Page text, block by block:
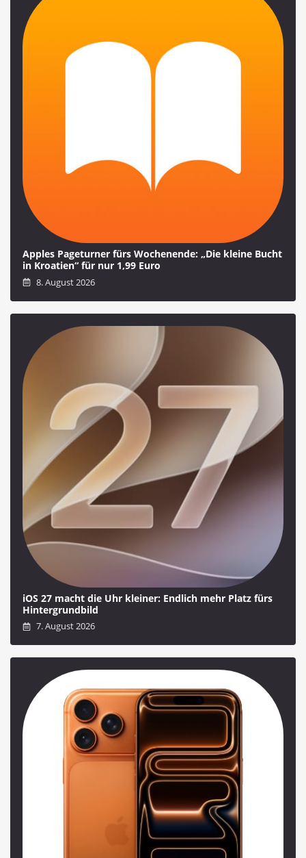
Apples Pageturner fürs Wochenende: „Die kleine Bucht
in Kroatien“ für nur 1,99 Euro
8. August 2026
iOS 27 macht die Uhr kleiner: Endlich mehr Platz fürs
Hintergrundbild
7. August 2026